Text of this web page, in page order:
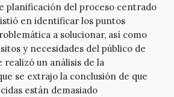
planificación del proceso centrado
en identificar los puntos
a solucionar, así como
y necesidades del público de
realizó un análisis de la
se extrajo la conclusión de que
están demasiado